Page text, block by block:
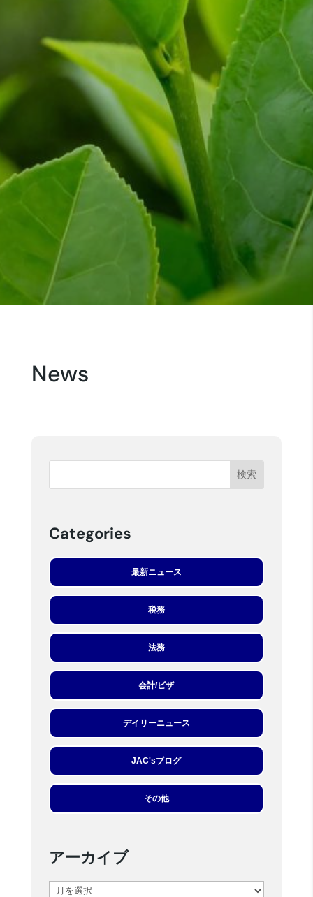
News
Categories
最新ニュース
税務
法務
会計/ビザ
デイリーニュース
JAC'sブログ
その他
アーカイブ
ア